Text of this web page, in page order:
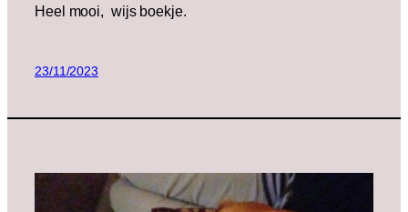
Heel mooi, wijs boekje.
23/11/2023